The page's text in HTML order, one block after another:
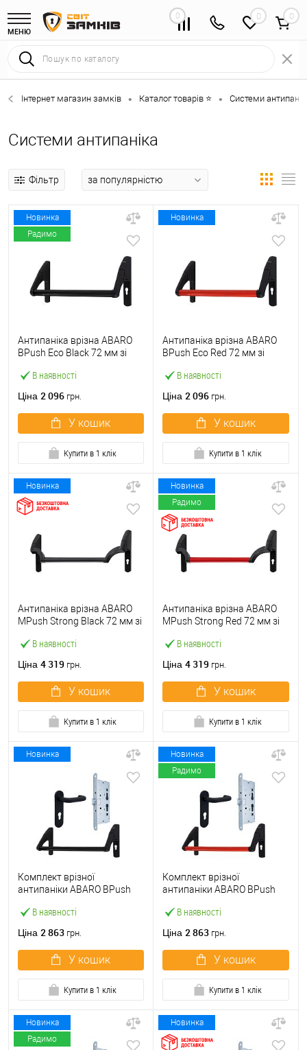
МЕНЮ
0 0
Інтернет магазин замків • Каталог товарів ⭐ • Системи
Системи антипаніка
Фільтр
Новинка
Радимо
В наявності
Антипаніка врізна ABARO
BPush Eco Black 72 мм зі
Ціна 2 096 грн.
У кошик
Купити в 1 клік
Новинка
В наявності
Антипаніка врізна ABARO
BPush Eco Red 72 мм зі
Ціна 2 096 грн.
У кошик
Купити в 1 клік
Новинка
В наявності
Антипаніка врізна ABARO
МPush Strong Black 72 мм зі
Ціна 4 319 грн.
У кошик
Купити в 1 клік
Новинка
Радимо
В наявності
Антипаніка врізна ABARO
МPush Strong Red 72 мм зі
Ціна 4 319 грн.
У кошик
Купити в 1 клік
Новинка
В наявності
Комплект врізної
антипаніки ABARO BPush
чорний із замком та ручкою
Ціна 2 863 грн.
У кошик
Купити в 1 клік
Новинка
Радимо
В наявності
Комплект врізної
антипаніки ABARO BPush
червоний із замком та
Ціна 2 863 грн.
У кошик
Купити в 1 клік
Новинка
Радимо
Новинка